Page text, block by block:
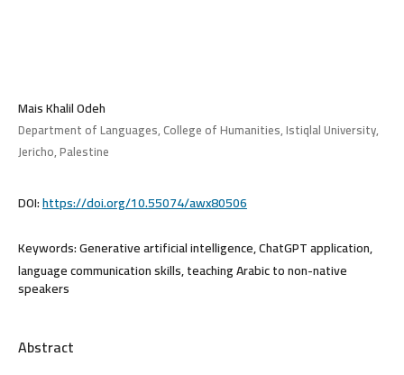
Mais Khalil Odeh
Department of Languages, College of Humanities, Istiqlal University,
Jericho, Palestine
DOI:https://doi.org/10.55074/awx80506
Keywords:Generative artificial intelligence, ChatGPT application,
language communication skills, teaching Arabic to non-native
speakers
Abstract